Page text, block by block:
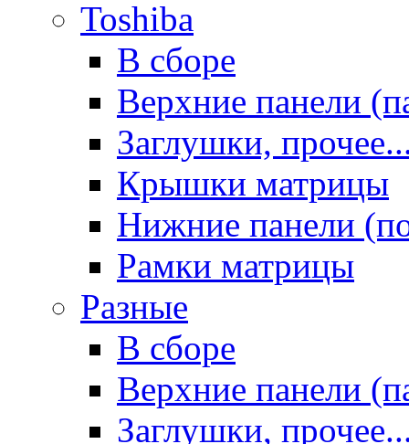
Toshiba
В сборе
Верхние панели
Заглушки,
Крышки матрицы
Нижние панели
Рамки матрицы
Разные
В сборе
Верхние панели
Заглушки,